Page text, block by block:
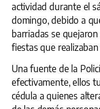
actividad durante el
domingo, debido a
barriadas se
fiestas que
Una fuente de la
efectivamente, ellos
cédula a quienes